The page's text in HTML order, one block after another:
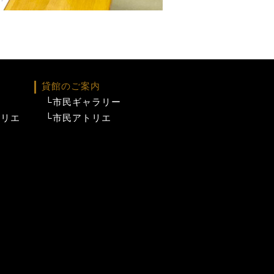
エ
貸館のご案内
└市民ギャラリー
└市民アトリエ